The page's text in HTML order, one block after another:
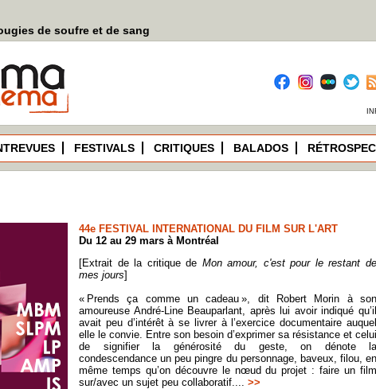
de soufre et de sang
FESTIVALS CRITIQUES BALADOS
44e FESTIVAL INTERNATIONAL DU FILM SUR L'ART
Du 12 au 29 mars à Montréal
[Extrait de la critique de Mon amour, c'est pour le restant
mes jours]
« Prends ça comme un cadeau », dit Robert Morin à son
amoureuse André-Line Beauparlant, après lui avoir indiqué qu’il
avait peu d’intérêt à se livrer à l’exercice documentaire auquel
elle le convie. Entre son besoin d’exprimer sa résistance et celui
de signifier la générosité du geste, on dénote la
condescendance un peu pingre du personnage, baveux, filou, en
même temps qu’on découvre le nœud du projet : faire un film
sur/avec un sujet peu collaboratif.... >>